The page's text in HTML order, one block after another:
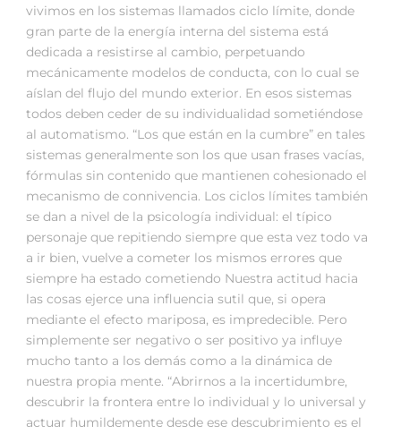
vivimos en los sistemas llamados ciclo límite, donde
gran parte de la energía interna del sistema está
dedicada a resistirse al cambio, perpetuando
mecánicamente modelos de conducta, con lo cual se
aíslan del flujo del mundo exterior. En esos sistemas
todos deben ceder de su individualidad sometiéndose
al automatismo. “Los que están en la cumbre” en tales
sistemas generalmente son los que usan frases vacías,
fórmulas sin contenido que mantienen cohesionado el
mecanismo de connivencia. Los ciclos límites también
se dan a nivel de la psicología individual: el típico
personaje que repitiendo siempre que esta vez todo va
a ir bien, vuelve a cometer los mismos errores que
siempre ha estado cometiendo Nuestra actitud hacia
las cosas ejerce una influencia sutil que, si opera
mediante el efecto mariposa, es impredecible. Pero
simplemente ser negativo o ser positivo ya influye
mucho tanto a los demás como a la dinámica de
nuestra propia mente. “Abrirnos a la incertidumbre,
descubrir la frontera entre lo individual y lo universal y
actuar humildemente desde ese descubrimiento es el